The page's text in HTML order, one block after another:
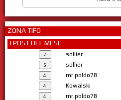
ZONA TIFO
I POST DEL MESE
sollier
sollier
mr.poldo78
Kowalski
mr.poldo78